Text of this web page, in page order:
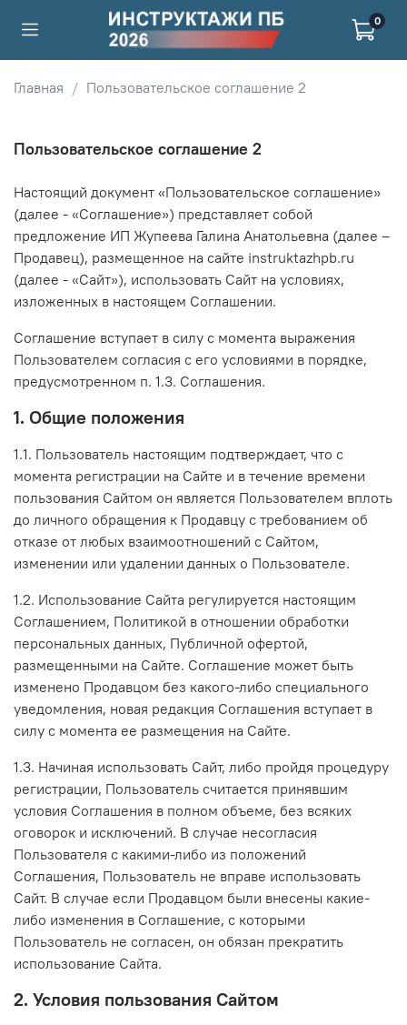
0
Главная Пользовательское соглашение 2
Пользовательское соглашение 2
Настоящий документ «Пользовательское соглашение»
(далее - «Соглашение») представляет собой
предложение ИП Жупеева Галина Анатольевна (далее –
Продавец), размещенное на сайте instruktazhpb.ru
(далее - «Сайт»), использовать Сайт на условиях,
изложенных в настоящем Соглашении.
Соглашение вступает в силу с момента выражения
Пользователем согласия с его условиями в порядке,
предусмотренном п. 1.3. Соглашения.
1. Общие положения
1.1. Пользователь настоящим подтверждает, что с
момента регистрации на Сайте и в течение времени
пользования Сайтом он является Пользователем вплоть
до личного обращения к Продавцу с требованием об
отказе от любых взаимоотношений с Сайтом,
изменении или удалении данных о Пользователе.
1.2. Использование Сайта регулируется настоящим
Соглашением, Политикой в отношении обработки
персональных данных, Публичной офертой,
размещенными на Сайте. Соглашение может быть
изменено Продавцом без какого-либо специального
уведомления, новая редакция Соглашения вступает в
силу с момента ее размещения на Сайте.
1.3. Начиная использовать Сайт, либо пройдя процедуру
регистрации, Пользователь считается принявшим
условия Соглашения в полном объеме, без всяких
оговорок и исключений. В случае несогласия
Пользователя с какими-либо из положений
Соглашения, Пользователь не вправе использовать
Сайт. В случае если Продавцом были внесены какие-
либо изменения в Соглашение, с которыми
Пользователь не согласен, он обязан прекратить
использование Сайта.
2. Условия пользования Сайтом